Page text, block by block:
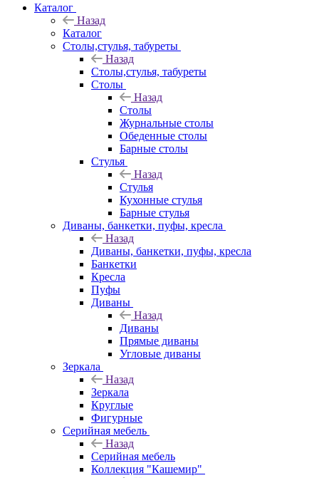
Каталог
Назад
Каталог
Столы,стулья, табуреты
Назад
Столы,стулья, табуреты
Столы
Назад
Столы
Журнальные столы
Обеденные столы
Барные столы
Стулья
Назад
Стулья
Кухонные стулья
Барные стулья
Диваны, банкетки, пуфы, кресла
Назад
Диваны, банкетки, пуфы, кресла
Банкетки
Кресла
Пуфы
Диваны
Назад
Диваны
Прямые диваны
Угловые диваны
Зеркала
Назад
Зеркала
Круглые
Фигурные
Серийная мебель
Назад
Серийная мебель
Коллекция "Кашемир"